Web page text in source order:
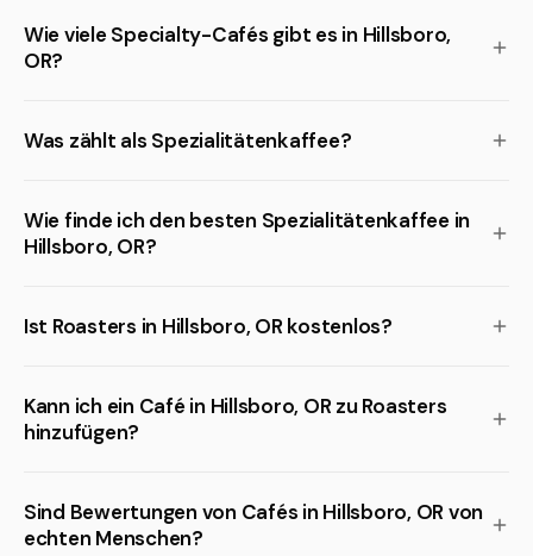
Wie viele Specialty-Cafés gibt es in Hillsboro,
OR?
Was zählt als Spezialitätenkaffee?
Wie finde ich den besten Spezialitätenkaffee in
Hillsboro, OR?
Ist Roasters in Hillsboro, OR kostenlos?
Kann ich ein Café in Hillsboro, OR zu Roasters
hinzufügen?
Sind Bewertungen von Cafés in Hillsboro, OR von
echten Menschen?